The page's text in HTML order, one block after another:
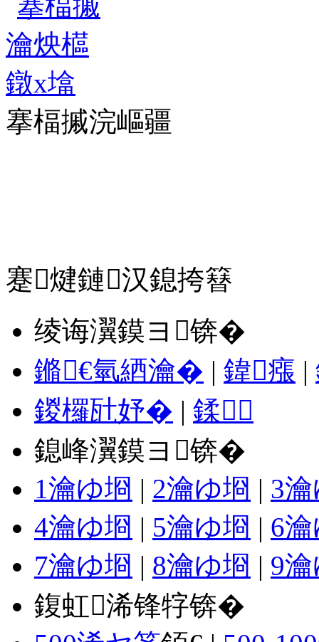
搴楅摵浣嶇疆
蹇煡鏈汉鎴挎簮
绫诲瀷鏌ヨ锛�
鏅€氫綇瀹� | 鍏瘬 |
鍐欏瓧妤� | 鍒
鎴峰瀷鏌ヨ锛�
1瀹ゆ埛 | 2瀹ゆ埛 | 3
4瀹ゆ埛 | 5瀹ゆ埛 | 6
7瀹ゆ埛 | 8瀹ゆ埛 | 9
鍑虹浠锋牸锛�